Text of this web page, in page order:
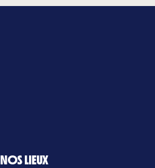
NOS LIEUX